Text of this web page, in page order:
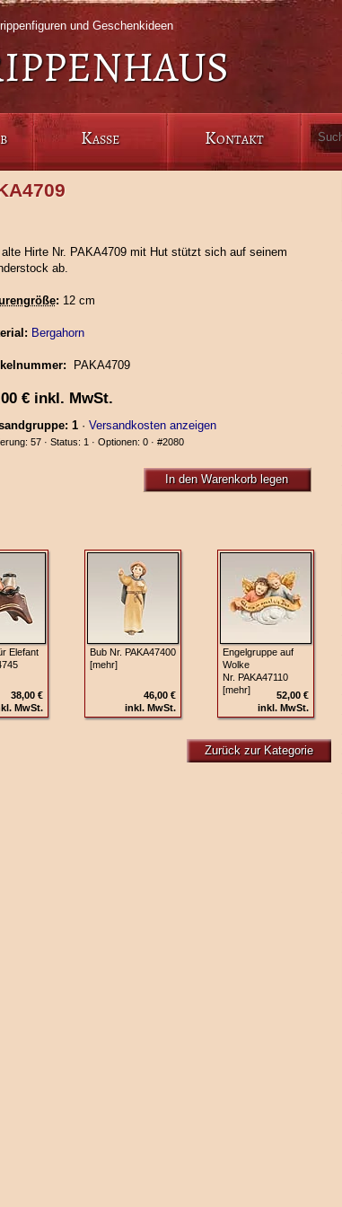
und Geschenkideen
Kasse Kontakt
alte Hirte Nr. PAKA4709 mit Hut stützt sich auf seinem
ab.
: 12 cm
Bergahorn
PAKA4709
€inkl. MwSt.
1· Versandkosten anzeigen
57 · Status: 1 · Optionen: 0 · #2080
In den Warenkorb legen
Elefant
38,00 €
MwSt.
Bub Nr. PAKA47400
[mehr]
46,00 €
inkl. MwSt.
Engelgruppe auf
Wolke
Nr. PAKA47110
[mehr]
52,00 €
inkl. MwSt.
Zurück zur Kategorie